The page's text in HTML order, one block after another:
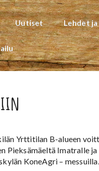
Uutiset Lehdet ja
Yrttitilan B-alueen
Pieksämäeltä Imatralle
KoneAgri – messuilla.